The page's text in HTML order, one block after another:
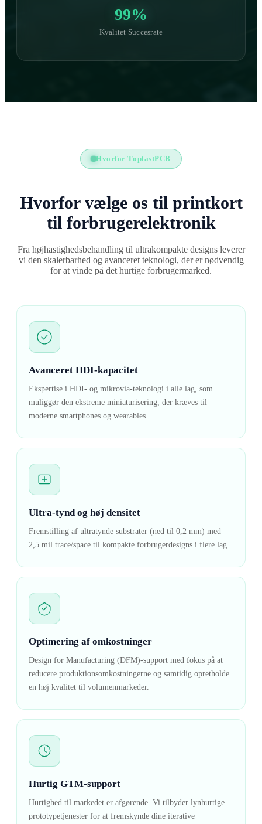
99%
Kvalitet Succesrate
Hvorfor TopfastPCB
Hvorfor vælge os til printkort
til forbrugerelektronik
Fra højhastighedsbehandling til ultrakompakte designs leverer
vi den skalerbarhed og avanceret teknologi, der er nødvendig
for at vinde på det hurtige forbrugermarked.
Avanceret HDI-kapacitet
Ekspertise i HDI- og mikrovia-teknologi i alle lag, som
muliggør den ekstreme miniaturisering, der kræves til
moderne smartphones og wearables.
Ultra-tynd og høj densitet
Fremstilling af ultratynde substrater (ned til 0,2 mm) med
2,5 mil trace/space til kompakte forbrugerdesigns i flere lag.
Optimering af omkostninger
Design for Manufacturing (DFM)-support med fokus på at
reducere produktionsomkostningerne og samtidig opretholde
en høj kvalitet til volumenmarkeder.
Hurtig GTM-support
Hurtighed til markedet er afgørende. Vi tilbyder lynhurtige
prototypetjenester for at fremskynde dine iterative